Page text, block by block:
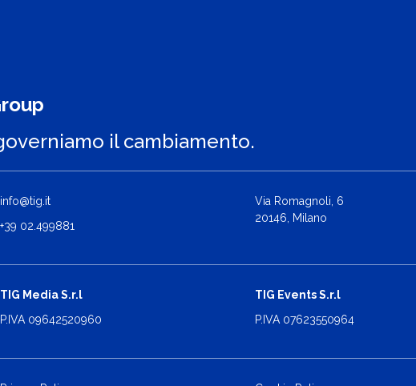
il cambiamento.
info@tig.it
+39 02.499881
Via Romagnoli, 6
20146, Milano
TIG Media S.r.l
P.IVA 09642520960
TIG Events S.r.l
P.IVA 07623550964